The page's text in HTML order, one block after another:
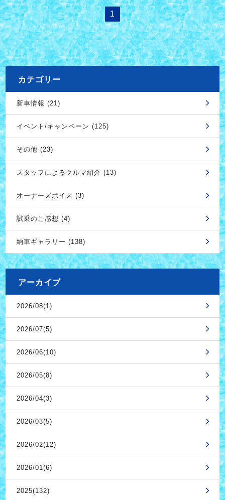
1
カテゴリー
新車情報 (21)
イベント/キャンペーン (125)
その他 (23)
スタッフによるクルマ紹介 (13)
オーナーズボイス (3)
試乗のご感想 (4)
納車ギャラリー (138)
アーカイブ
2026/08(1)
2026/07(5)
2026/06(10)
2026/05(8)
2026/04(3)
2026/03(5)
2026/02(12)
2026/01(6)
2025(132)